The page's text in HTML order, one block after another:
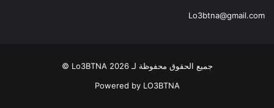
Lo3btna@gmail.com
جميع الحقوق محفوظة لـ Lo3BTNA 2026 ©
Powered by LO3BTNA